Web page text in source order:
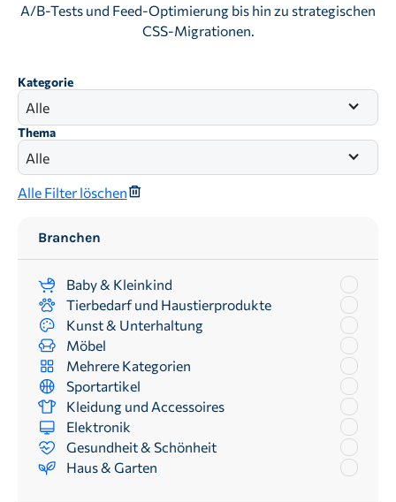
A/B-Tests und Feed-Optimierung bis hin zu strategischen
CSS-Migrationen.
Kategorie
Alle
Thema
Alle
Alle Filter löschen
Branchen
Baby & Kleinkind
Tierbedarf und Haustierprodukte
Kunst & Unterhaltung
Möbel
Mehrere Kategorien
Sportartikel
Kleidung und Accessoires
Elektronik
Gesundheit & Schönheit
Haus & Garten